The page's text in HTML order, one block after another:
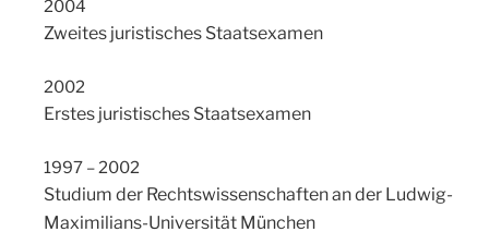
2004
Zweites juristisches Staatsexamen
2002
Erstes juristisches Staatsexamen
1997 – 2002
Studium der Rechtswissenschaften an der Ludwig-
Maximilians-Universität München